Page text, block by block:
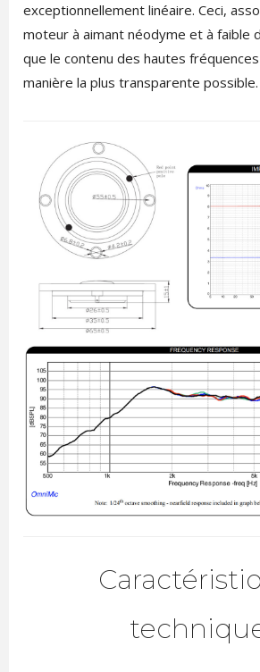
exceptionnellement linéaire. Ceci,
moteur à aimant néodyme et à faible
que le contenu des hautes
manière la plus transparente possible.